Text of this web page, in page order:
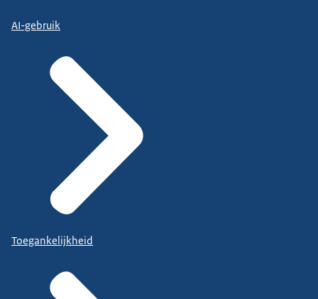
AI-gebruik
Toegankelijkheid